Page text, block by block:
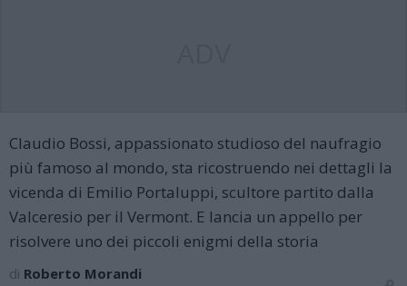
Claudio Bossi, appassionato studioso del naufragio
più famoso al mondo, sta ricostruendo nei dettagli la
vicenda di Emilio Portaluppi, scultore partito dalla
Valceresio per il Vermont. E lancia un appello per
risolvere uno dei piccoli enigmi della storia
di Roberto Morandi